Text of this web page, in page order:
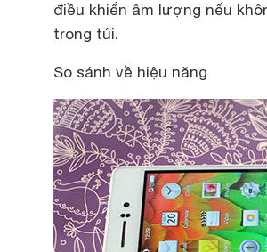
điều khiển âm lượng nếu
trong túi.
So sánh về hiệu năng